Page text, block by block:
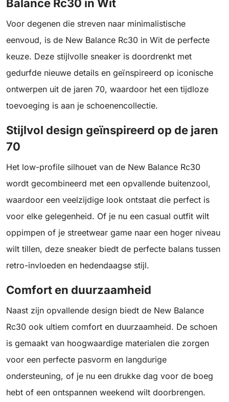
Balance Rc30 in Wit
Voor degenen die streven naar minimalistische
eenvoud, is de New Balance Rc30 in Wit de perfecte
keuze. Deze stijlvolle sneaker is doordrenkt met
gedurfde nieuwe details en geïnspireerd op iconische
ontwerpen uit de jaren 70, waardoor het een tijdloze
toevoeging is aan je schoenencollectie.
Stijlvol design geïnspireerd op de jaren
70
Het low-profile silhouet van de New Balance Rc30
wordt gecombineerd met een opvallende buitenzool,
waardoor een veelzijdige look ontstaat die perfect is
voor elke gelegenheid. Of je nu een casual outfit wilt
oppimpen of je streetwear game naar een hoger niveau
wilt tillen, deze sneaker biedt de perfecte balans tussen
retro-invloeden en hedendaagse stijl.
Comfort en duurzaamheid
Naast zijn opvallende design biedt de New Balance
Rc30 ook ultiem comfort en duurzaamheid. De schoen
is gemaakt van hoogwaardige materialen die zorgen
voor een perfecte pasvorm en langdurige
ondersteuning, of je nu een drukke dag voor de boeg
hebt of een ontspannen weekend wilt doorbrengen.